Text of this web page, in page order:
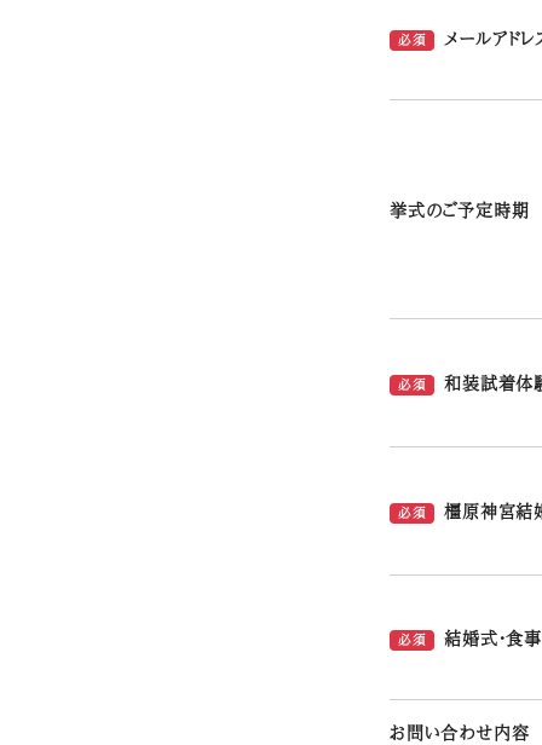
必須 メールアドレ
挙式のご予定時期
必須 和装試着体
必須 橿原神宮結
必須 結婚式・食
お問い合わせ内容